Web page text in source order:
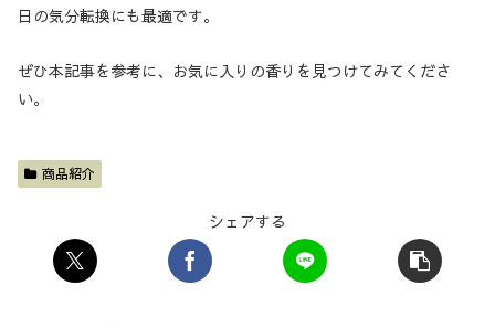
日の気分転換にも最適です。
ぜひ本記事を参考に、お気に入りの香りを見つけてみてくださ
い。
商品紹介
シェアする